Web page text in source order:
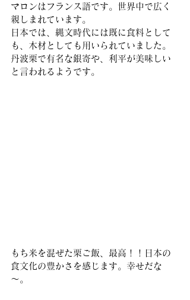
マロンはフランス語です。世界中で広く
親しまれています。
日本では、縄文時代には既に食料として
も、木材としても用いられていました。
丹波栗で有名な銀寄や、利平が美味しい
と言われるようです。
もち米を混ぜた栗ご飯、最高！！日本の
食文化の豊かさを感じます。幸せだな
～。